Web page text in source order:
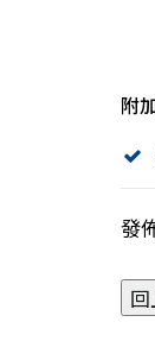
附
發